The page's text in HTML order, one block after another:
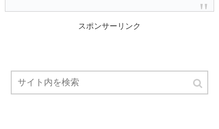
スポンサーリンク